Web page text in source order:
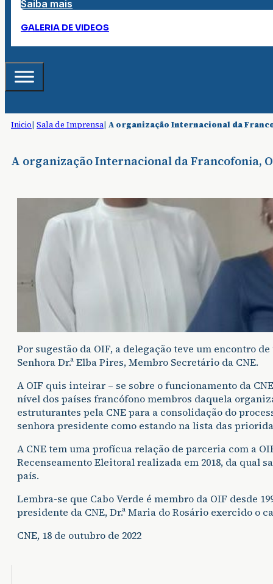
Saiba mais
GALERIA DE VIDEOS
Inicio| Sala de Imprensa| A organização Internacional da
A organização Internacional da Francofonia,
Por sugestão da OIF, a delegação teve um encontro
Senhora Dr.ª Elba Pires, Membro Secretário da CNE.
A OIF quis inteirar – se sobre o funcionamento da
nível dos países francófono membros daquela
estruturantes pela CNE para a consolidação do
senhora presidente como estando na lista das
A CNE tem uma profícua relação de parceria com a
Recenseamento Eleitoral realizada em 2018, da
país.
Lembra-se que Cabo Verde é membro da OIF desde
presidente da CNE, Dr.ª Maria do Rosário exercido o
CNE, 18 de outubro de 2022